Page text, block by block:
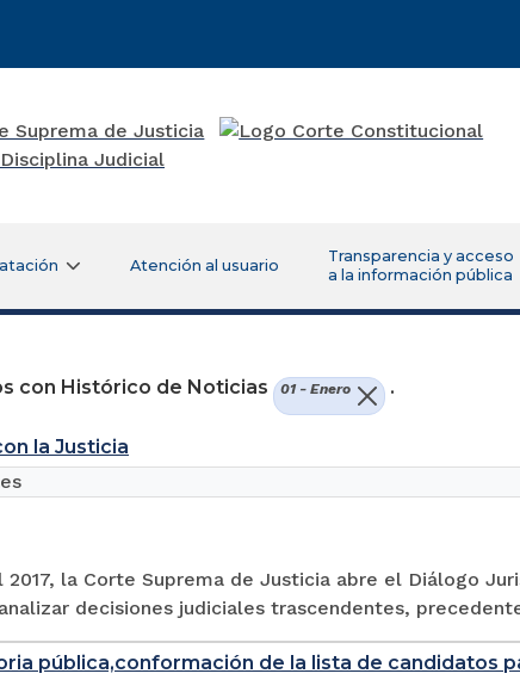
Atención al usuario
Transparencia y acceso
a la información pública
con Histórico de Noticias 01 - Enero .
la Justicia
2017, la Corte Suprema de Justicia abre el Diálogo
decisiones judiciales trascendentes,
pública,conformación de la lista de candidatos